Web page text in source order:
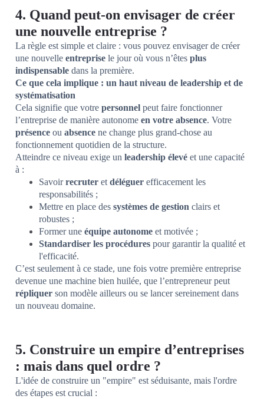
4. Quand peut-on envisager de créer
une nouvelle entreprise ?
La règle est simple et claire : vous pouvez envisager de créer
une nouvelle entreprise le jour où vous n’êtes plus
indispensable dans la première.
Ce que cela implique : un haut niveau de leadership et de
systématisation
Cela signifie que votre personnel peut faire fonctionner
l’entreprise de manière autonome en votre absence. Votre
présence ou absence ne change plus grand-chose au
fonctionnement quotidien de la structure.
Atteindre ce niveau exige un leadership élevé et une capacité
à :
Savoirrecruter et déléguer efficacement les
responsabilités ;
Mettre en place des systèmes de gestion clairs et
robustes ;
Former une équipe autonome et motivée ;
Standardiser les procédures pour garantir la qualité et
l'efficacité.
C’est seulement à ce stade, une fois votre première entreprise
devenue une machine bien huilée, que l’entrepreneur peut
répliquer son modèle ailleurs ou se lancer sereinement dans
un nouveau domaine.
5. Construire un empire d’entreprises
: mais dans quel ordre ?
L'idée de construire un "empire" est séduisante, mais l'ordre
des étapes est crucial :